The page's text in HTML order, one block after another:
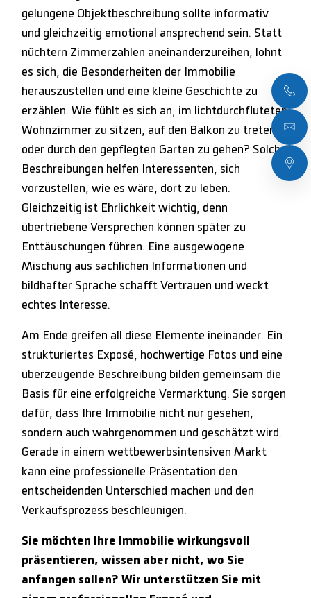
gelungene Objektbeschreibung sollte informativ
und gleichzeitig emotional ansprechend sein. Statt
nüchtern Zimmerzahlen aneinanderzureihen, lohnt
es sich, die Besonderheiten der Immobilie
herauszustellen und eine kleine Geschichte zu
erzählen. Wie fühlt es sich an, im lichtdurchfluteten
Wohnzimmer zu sitzen, auf den Balkon zu treten
oder durch den gepflegten Garten zu gehen? Solche
Beschreibungen helfen Interessenten, sich
vorzustellen, wie es wäre, dort zu leben.
Gleichzeitig ist Ehrlichkeit wichtig, denn
übertriebene Versprechen können später zu
Enttäuschungen führen. Eine ausgewogene
Mischung aus sachlichen Informationen und
bildhafter Sprache schafft Vertrauen und weckt
echtes Interesse.
Am Ende greifen all diese Elemente ineinander. Ein
strukturiertes Exposé, hochwertige Fotos und eine
überzeugende Beschreibung bilden gemeinsam die
Basis für eine erfolgreiche Vermarktung. Sie sorgen
dafür, dass Ihre Immobilie nicht nur gesehen,
sondern auch wahrgenommen und geschätzt wird.
Gerade in einem wettbewerbsintensiven Markt
kann eine professionelle Präsentation den
entscheidenden Unterschied machen und den
Verkaufsprozess beschleunigen.
Sie möchten Ihre Immobilie wirkungsvoll
präsentieren, wissen aber nicht, wo Sie
anfangen sollen? Wir unterstützen Sie mit